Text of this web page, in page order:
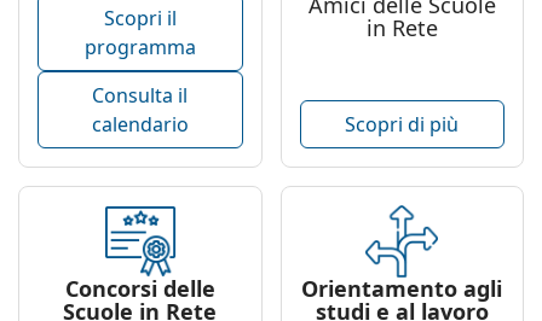
Scopri il
programma
Consulta il
calendario
in Rete
Scopri di più
Concorsi delle
Scuole in Rete
Orientamento agli
studi e al lavoro